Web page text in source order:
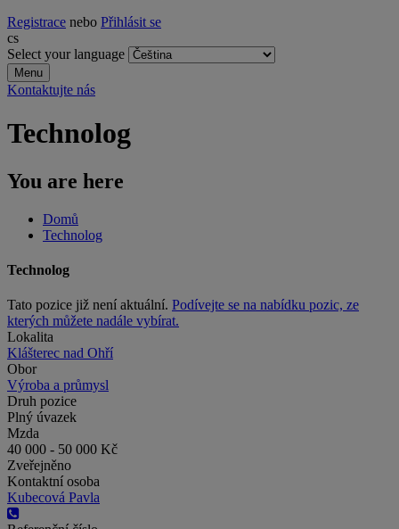
Registrace nebo Přihlásit se
cs
Select your language
Menu
Kontaktujte nás
Technolog
You are here
Domů
Technolog
Technolog
Tato pozice již není aktuální. Podívejte se na nabídku pozic, ze
kterých můžete nadále vybírat.
Lokalita
Klášterec nad Ohří
Obor
Výroba a průmysl
Druh pozice
Plný úvazek
Mzda
40 000 - 50 000 Kč
Zveřejněno
Kontaktní osoba
Kubecová Pavla